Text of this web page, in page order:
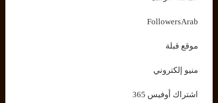
FollowersArab
موقع قبلة
منيو إلكتروني
اشتراك أوفيس 365